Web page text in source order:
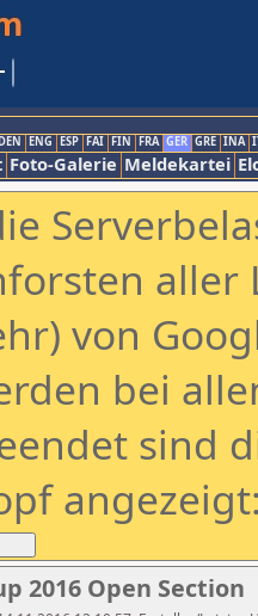
ENG ESP FAI FIN FRA GER GRE INA
Foto-Galerie Meldekartei
aller
von
bei
sind
2016 Open Section